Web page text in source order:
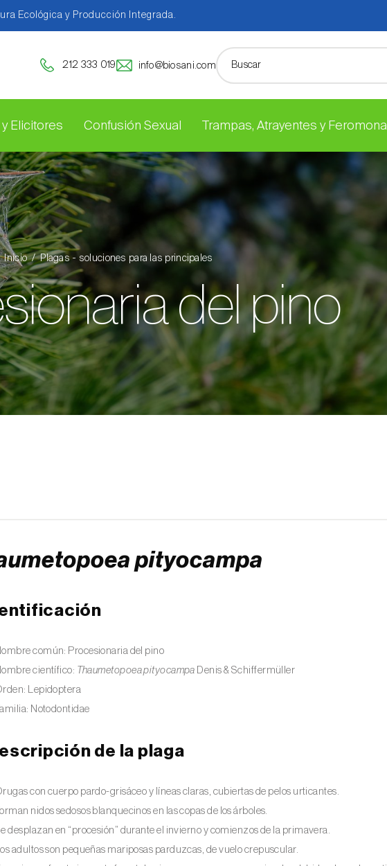
Ecológica y Producción Integrada.
212 333 019 info@biosani.com
Elicitores Confusión Sexual Trampas, Atrayentes y
Inicio Plagas - soluciones para las principales
del pino
pityocampa
común: Procesionaria del pino
científico: Thaumetopoea pityocampa Denis & Schiffermüller
Lepidoptera
Notodontidae
de la plaga
con cuerpo pardo-grisáceo y líneas claras, cubiertas de pelos urticantes.
nidos sedosos blanquecinos en las copas de los árboles.
desplazan en “procesión” durante el invierno y comienzos de la primavera.
adultos son pequeñas mariposas parduzcas, de vuelo crepuscular.